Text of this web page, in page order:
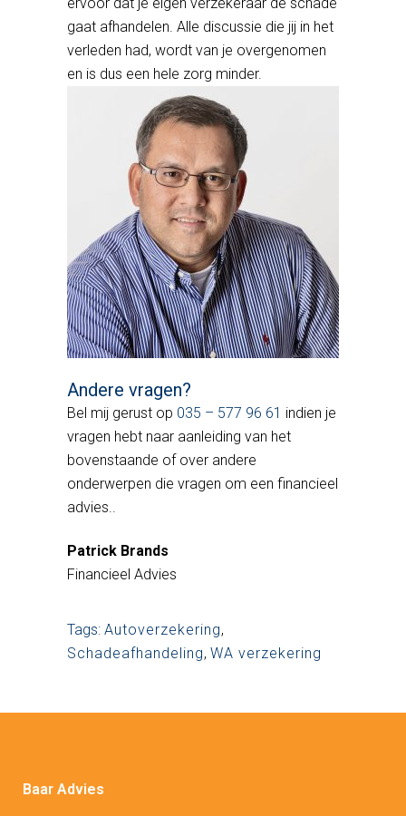
gaat afhandelen. Alle discussie die jij in het
verleden had, wordt van je overgenomen
en is dus een hele zorg minder.
Andere vragen?
Bel mij gerust op 035 – 577 96 61 indien je
vragen hebt naar aanleiding van het
bovenstaande of over andere
onderwerpen die vragen om een financieel
advies..
Patrick Brands
Financieel Advies
Tags: Autoverzekering,
Schadeafhandeling, WA verzekering
Baar Advies